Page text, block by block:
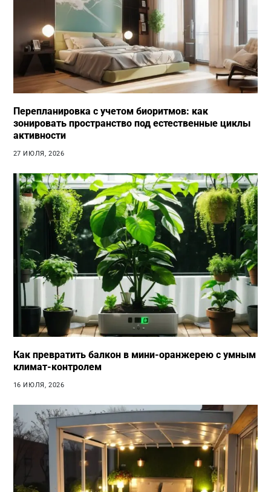
Перепланировка с учетом биоритмов: как
зонировать пространство под естественные циклы
активности
27 ИЮЛЯ, 2026
Как превратить балкон в мини-оранжерею с умным
климат-контролем
16 ИЮЛЯ, 2026